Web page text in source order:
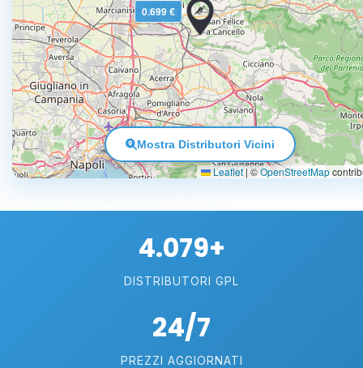
0.699 €
Leaflet|©OpenStreetMap
Mostra Distributori Vicini
4.079+
DISTRIBUTORI GPL
24/7
PREZZI AGGIORNATI